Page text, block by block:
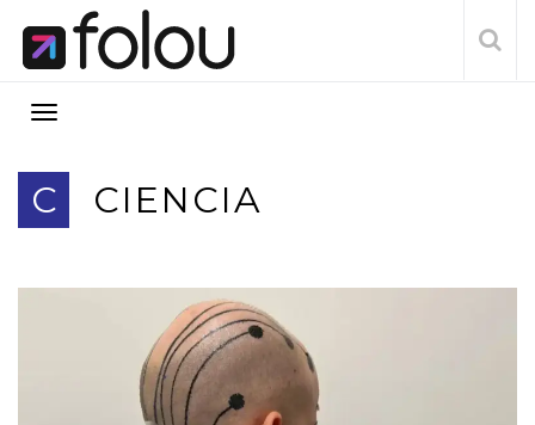
C CIENCIA